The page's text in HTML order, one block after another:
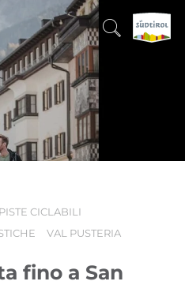
PISTE CICLABILI
VAL PUSTERIA
fino a San